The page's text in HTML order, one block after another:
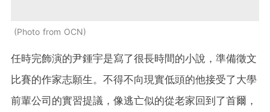
Photo from OCN
任時完飾演的尹鍾宇是寫了很長時間的小說，準備徵文
比賽的作家志願生。不得不向現實低頭的他接受了大學
前輩公司的實習提議，像逃亡似的從老家回到了首爾，